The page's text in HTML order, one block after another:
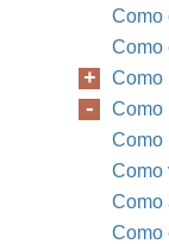
Como
Como
Como
Como
Como
Como
Como
Como